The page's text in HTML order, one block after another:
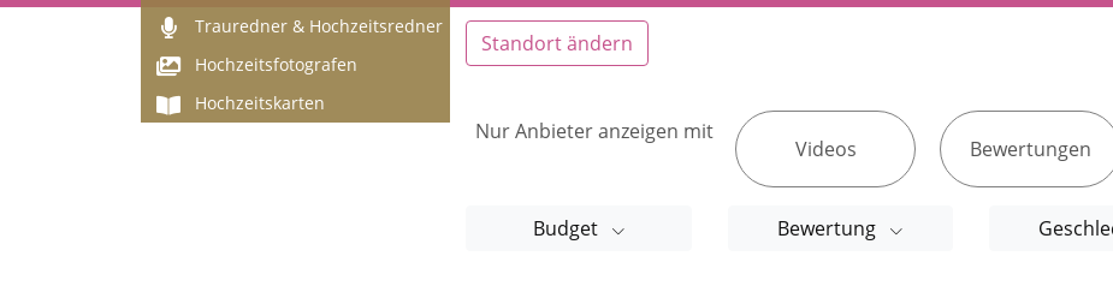
Trauredner & Hochzeitsredner
Hochzeitsfotografen
Hochzeitskarten
Standort ändern
Nur Anbieter anzeigen mit
Videos Bewertungen
Budget Bewertung